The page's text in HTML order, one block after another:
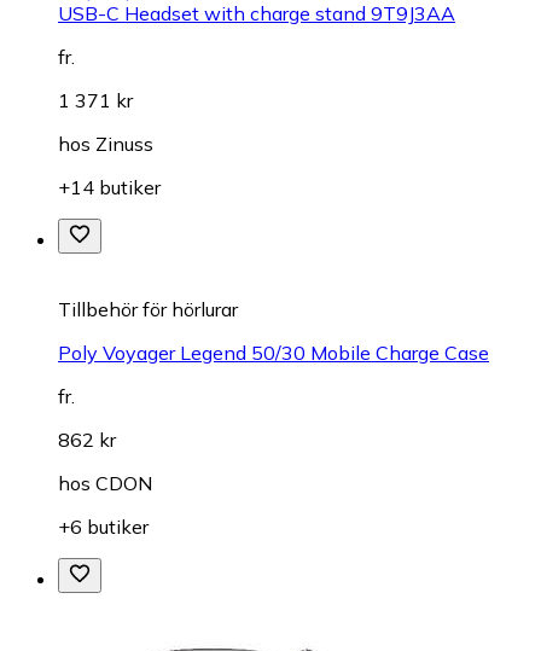
USB-C Headset with charge stand 9T9J3AA
fr.
1 371 kr
hos Zinuss
+14 butiker
Tillbehör för hörlurar
Poly Voyager Legend 50/30 Mobile Charge Case
fr.
862 kr
hos CDON
+6 butiker